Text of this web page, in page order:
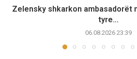
Zelensky shkarkon ambasadorët
tyre...
06.08.2026 23:39